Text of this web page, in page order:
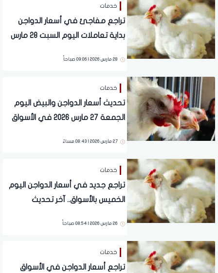
خدمات
تراجع مفاجئ في أسعار الدواجن
بداية تعاملات اليوم السبت 28 مارس
28 مارس 2026 | 09:06 صباحاً
خدمات
تحديث أسعار الدواجن والبيض اليوم
الجمعة 27 مارس 2026 في الأسواق
27 مارس 2026 | 08:43 مساءً
خدمات
تراجع جديد في أسعار الدواجن اليوم
الخميس بالأسواق.. آخر تحديث
26 مارس 2026 | 08:54 صباحاً
خدمات
تراجع أسعار الدواجن في الأسواق